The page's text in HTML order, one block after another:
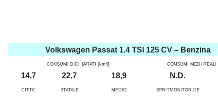
Volkswagen Passat 1.4 TSI 125 CV – Benzina
CONSUMI DICHIARATI [km/l] CONSUMI MEDI REALI
14,7 22,7 18,9 N.D.
CITTA' STATALE MEDIO SPRITMONITOR.DE